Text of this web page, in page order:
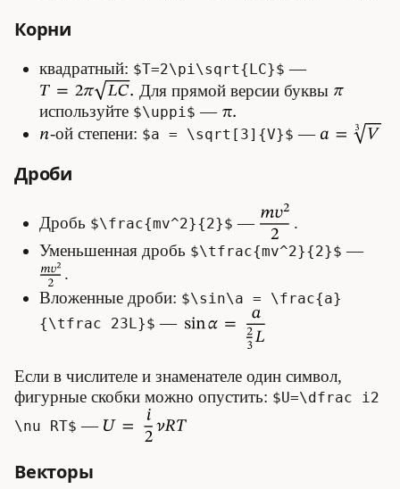
Корни
квадратный: $T=2\pi\sqrt{LC}$ —
Для прямой версии буквы
используйте $\uppi$ —
-ой степени: $a = \sqrt[3]{V}$ —
Дроби
Дробь $\frac{mv^2}{2}$ —
.
Уменьшенная дробь $\tfrac{mv^2}{2}$ —
.
Вложенные дроби: $\sin\a = \frac{a}
{\tfrac 23L}$ —
Если в числителе и знаменателе один символ,
фигурные скобки можно опустить: $U=\dfrac i2
\nu RT$ —
Векторы